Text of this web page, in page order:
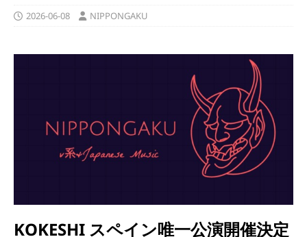
2026-06-08 NIPPONGAKU
KOKESHI スペイン唯一公演開催決定